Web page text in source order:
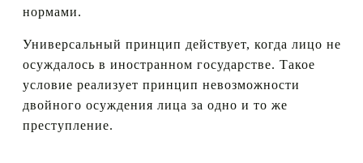
нормами.
Универсальный принцип действует, когда лицо не
осуждалось в иностранном государстве. Такое
условие реализует принцип невозможности
двойного осуждения лица за одно и то же
преступление.